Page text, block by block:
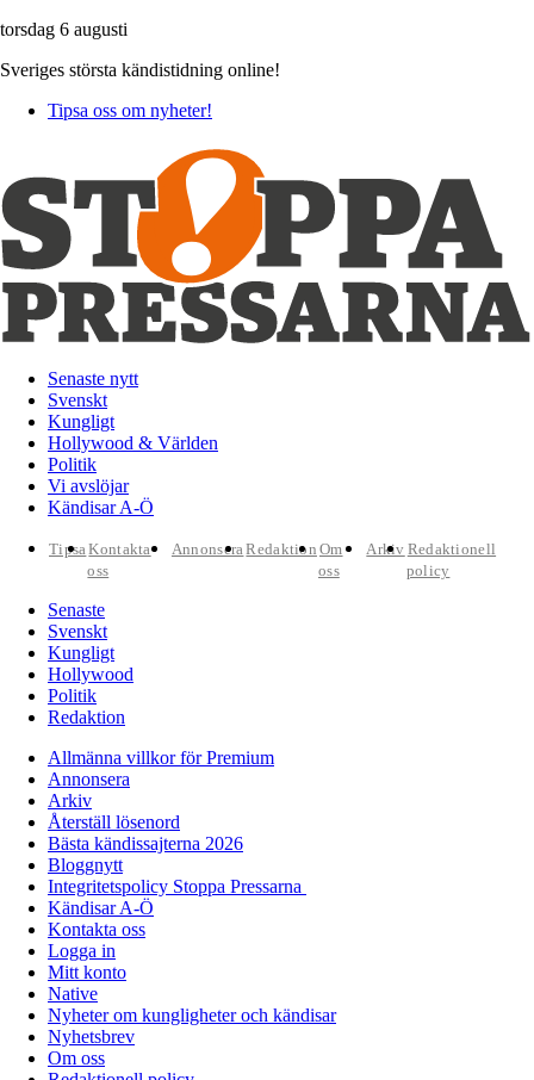
torsdag 6 augusti
Sveriges största kändistidning online!
Tipsa oss om nyheter!
Senaste nytt
Svenskt
Kungligt
Hollywood & Världen
Politik
Vi avslöjar
Kändisar A-Ö
TipsaKontakta
oss
AnnonseraRedaktion Om
oss
Arkiv Redaktionell
policy
Senaste
Svenskt
Kungligt
Hollywood
Politik
Redaktion
Allmänna villkor för Premium
Annonsera
Arkiv
Återställ lösenord
Bästa kändissajterna 2026
Bloggnytt
Integritetspolicy Stoppa Pressarna
Kändisar A-Ö
Kontakta oss
Logga in
Mitt konto
Native
Nyheter om kungligheter och kändisar
Nyhetsbrev
Om oss